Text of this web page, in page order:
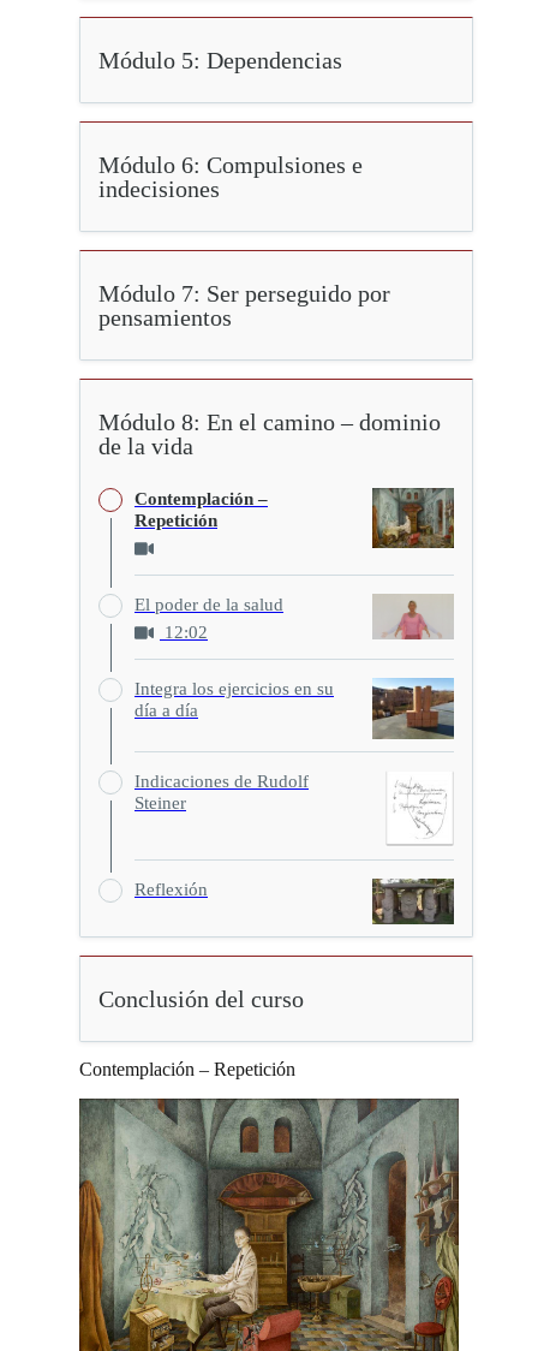
Módulo 5: Dependencias
Módulo 6: Compulsiones e
indecisiones
Módulo 7: Ser perseguido por
pensamientos
Módulo 8: En el camino – dominio
de la vida
Contemplación –
Repetición
El poder de la salud
12:02
Integra los ejercicios en su
día a día
Indicaciones de Rudolf
Steiner
Reflexión
Conclusión del curso
Contemplación – Repetición